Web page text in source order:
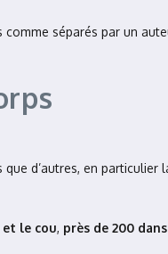
séparés par un
d’autres, en
et le cou, près de 200